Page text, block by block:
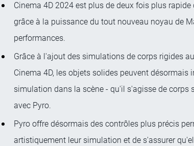
Cinema 4D 2024 est plus de deux fois plus
grâce à la puissance du tout nouveau noyau de
performances.
Grâce à l'ajout des simulations de corps rigides
Cinema 4D, les objets solides peuvent désormais
simulation dans la scène - qu'il s'agisse de corps
avec Pyro.
Pyro offre désormais des contrôles plus précis
artistiquement leur simulation et de s'assurer